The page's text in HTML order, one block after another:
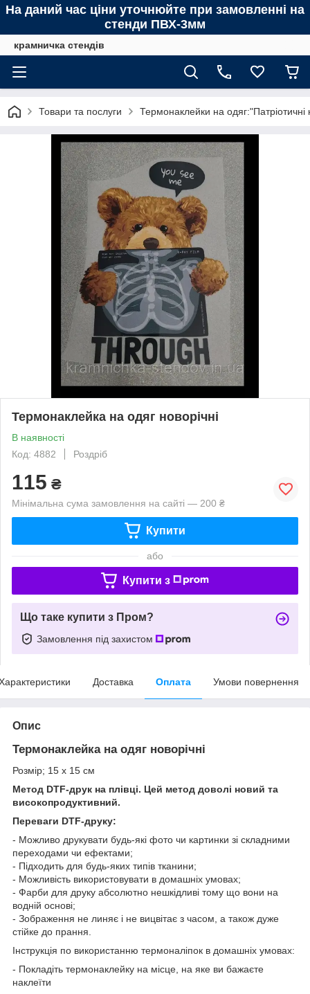
На даний час ціни уточнюйте при замовленні на
стенди ПВХ-3мм
крамничка стендів
Товари та послуги Термонаклейки на одяг:"Патріотичні
Термонаклейка на одяг новорічні
В наявності
Код: 4882
Роздріб
115 ₴
Мінімальна сума замовлення на сайті — 200 ₴
Купити
або
Купити з
Що таке купити з Пром?
Замовлення під захистом
Доставка Оплата Умови повернення
Опис
Термонаклейка на одяг новорічні
Розмір; 15 х 15 см
Метод DTF-друк на плівці. Цей метод доволі новий та
високопродуктивний.
Переваги DTF-друку:
- Можливо друкувати будь-які фото чи картинки зі складними
переходами чи ефектами;
- Підходить для будь-яких типів тканини;
- Можливість використовувати в домашніх умовах;
- Фарби для друку абсолютно нешкідливі тому що вони на
водній основі;
- Зображення не линяє і не вицвітає з часом, а також дуже
стійке до прання.
Інструкція по використанню термоналіпок в домашніх умовах:
- Покладіть термонаклейку на місце, на яке ви бажаєте
наклеїти